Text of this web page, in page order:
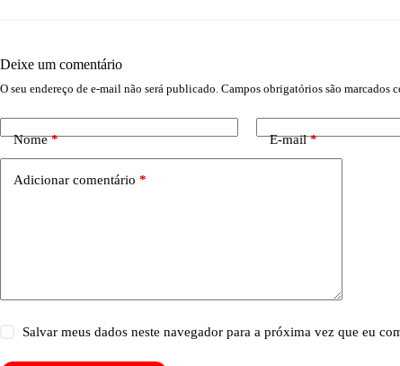
Deixe um comentário
O seu endereço de e-mail não será publicado. Campos obrigatórios são marcados
Nome* E-mail*
Adicionar comentário *
Salvar meus dados neste navegador para a próxima vez que eu